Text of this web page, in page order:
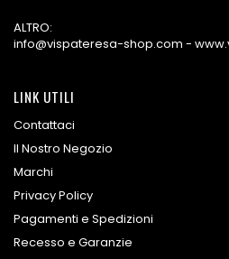
ALTRO:
info@vispateresa-shop.com -
LINK UTILI
Contattaci
Il Nostro Negozio
Marchi
Privacy Policy
Pagamenti e Spedizioni
Recesso e Garanzie